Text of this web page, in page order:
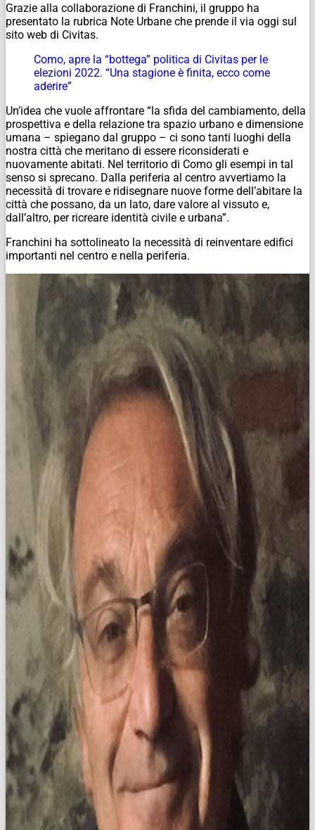
Grazie alla collaborazione di Franchini, il gruppo ha
presentato la rubrica Note Urbane che prende il via oggi sul
sito web di Civitas.
Como, apre la “bottega” politica di Civitas per le
elezioni 2022. “Una stagione è finita, ecco come
aderire”
Un’idea che vuole affrontare “la sfida del cambiamento, della
prospettiva e della relazione tra spazio urbano e dimensione
umana – spiegano dal gruppo – ci sono tanti luoghi della
nostra città che meritano di essere riconsiderati e
nuovamente abitati. Nel territorio di Como gli esempi in tal
senso si sprecano. Dalla periferia al centro avvertiamo la
necessità di trovare e ridisegnare nuove forme dell’abitare la
città che possano, da un lato, dare valore al vissuto e,
dall’altro, per ricreare identità civile e urbana”.
Franchini ha sottolineato la necessità di reinventare edifici
importanti nel centro e nella periferia.